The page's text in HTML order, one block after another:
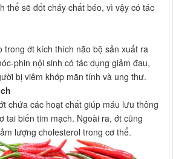
thể sẽ đốt cháy chất béo, vì vậy có tác
trong ớt kích thích não bộ sản xuất ra
phin nội sinh có tác dụng giảm đau,
bị viêm khớp mãn tính và ung thư.
chứa các hoạt chất giúp máu lưu thông
tai biến tim mạch. Ngoài ra, ớt cũng
lượng cholesterol trong cơ thể.